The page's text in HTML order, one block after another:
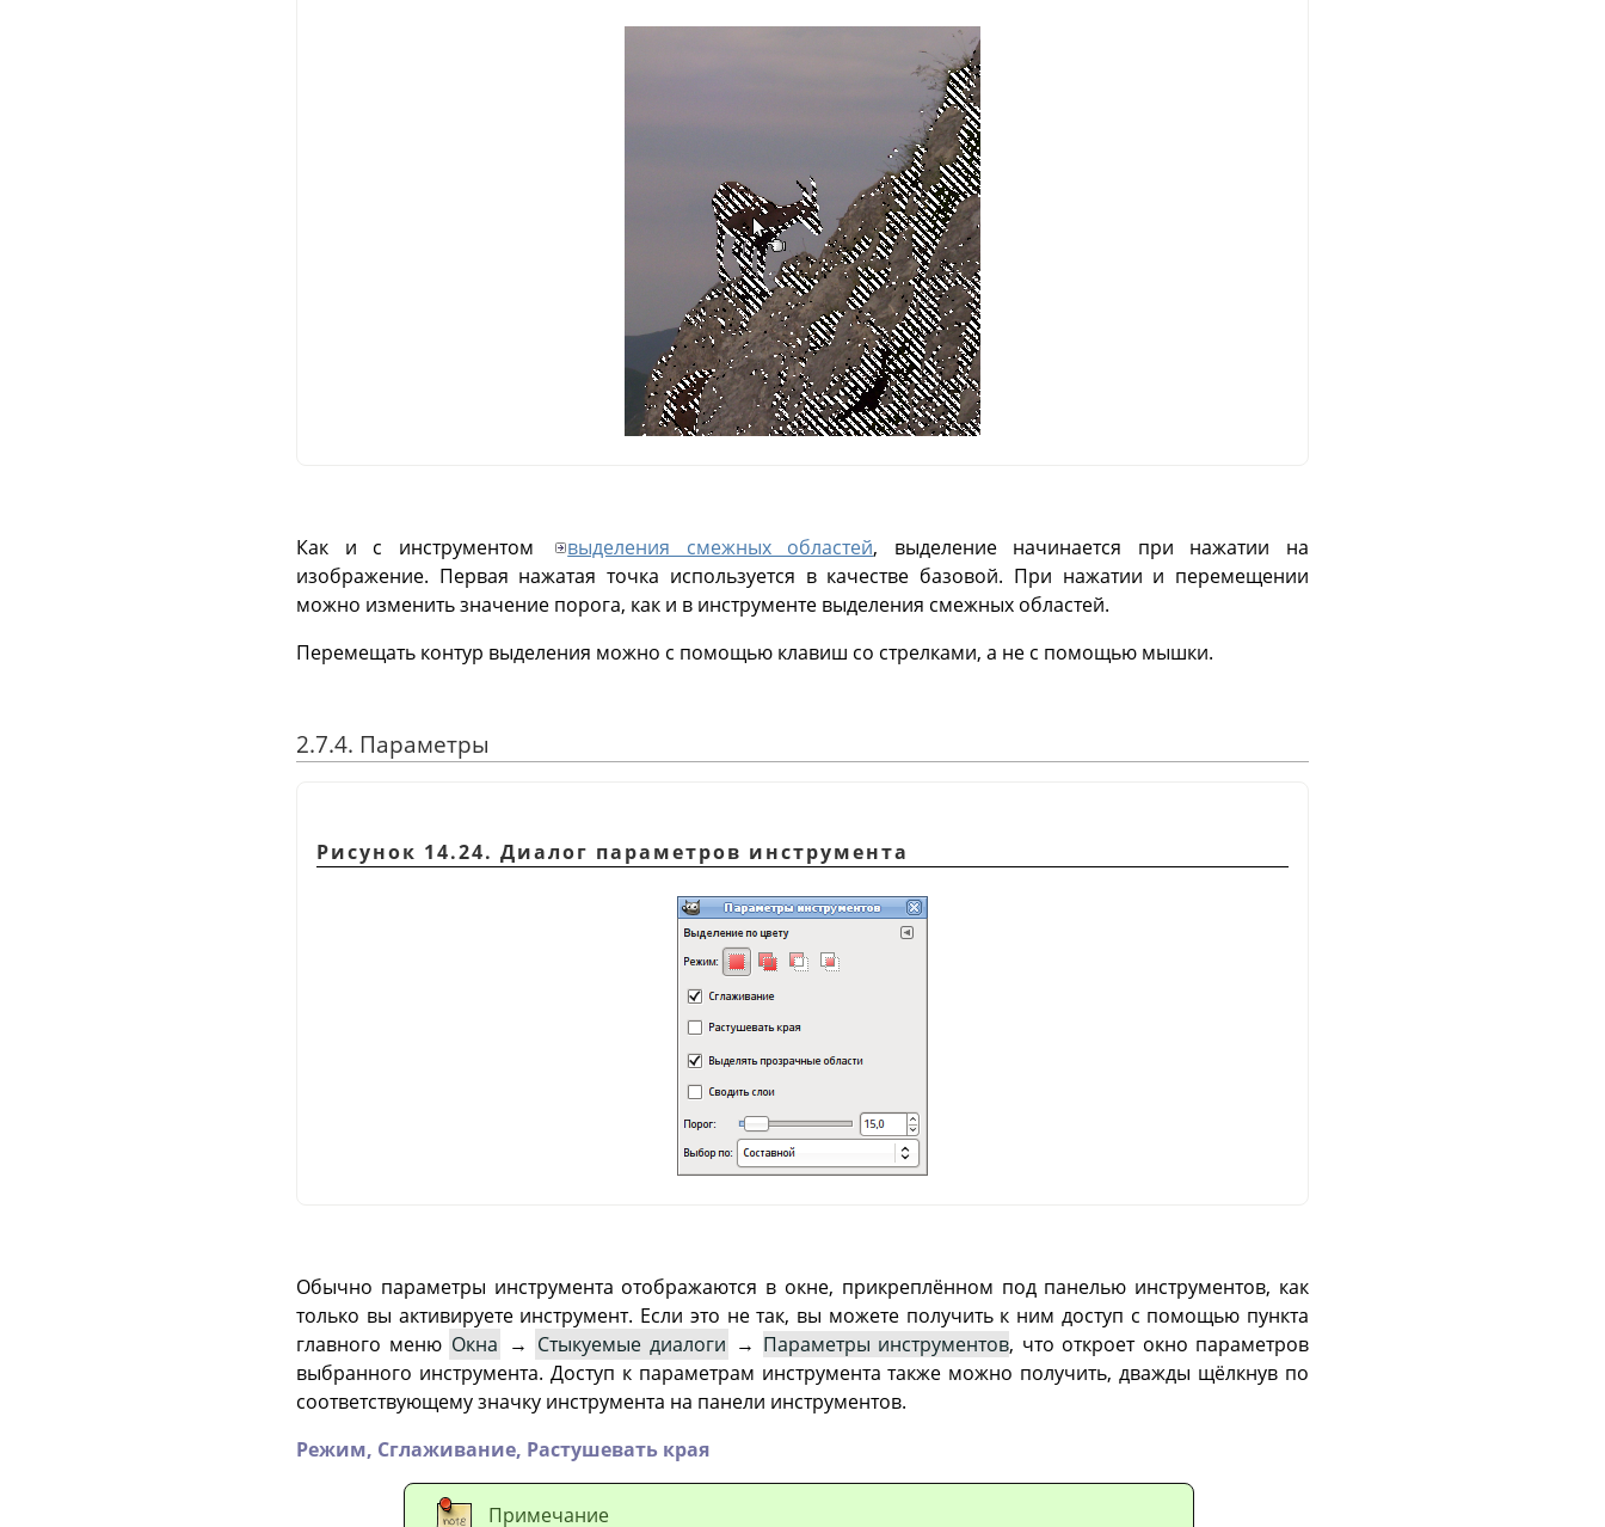
Как и с инструментом выделения смежных областей, выделение начинается при нажатии на
изображение. Первая нажатая точка используется в качестве базовой. При нажатии и перемещении
можно изменить значение порога, как и в инструменте выделения смежных областей.
Перемещать контур выделения можно с помощью клавиш со стрелками, а не с помощью мышки.
2.7.4. Параметры
Рисунок 14.24. Диалог параметров инструмента
Обычно параметры инструмента отображаются в окне, прикреплённом под панелью инструментов, как
только вы активируете инструмент. Если это не так, вы можете получить к ним доступ с помощью пункта
главного меню Окна → Стыкуемые диалоги → Параметры инструментов, что откроет окно параметров
выбранного инструмента. Доступ к параметрам инструмента также можно получить, дважды щёлкнув по
соответствующему значку инструмента на панели инструментов.
Режим, Сглаживание, Растушевать края
Примечание